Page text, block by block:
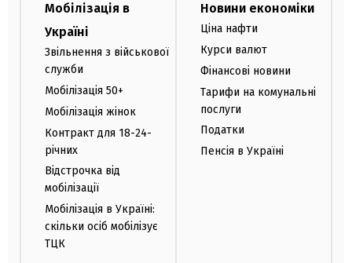
Мобілізація в
Україні
Звільнення з військової
служби
Мобілізація 50+
Мобілізація жінок
Контракт для 18-24-
річних
Відстрочка від
мобілізації
Мобілізація в Україні:
скільки осіб мобілізує
ТЦК
Новини економіки
Ціна нафти
Курси валют
Фінансові новини
Тарифи на комунальні
послуги
Податки
Пенсія в Україні